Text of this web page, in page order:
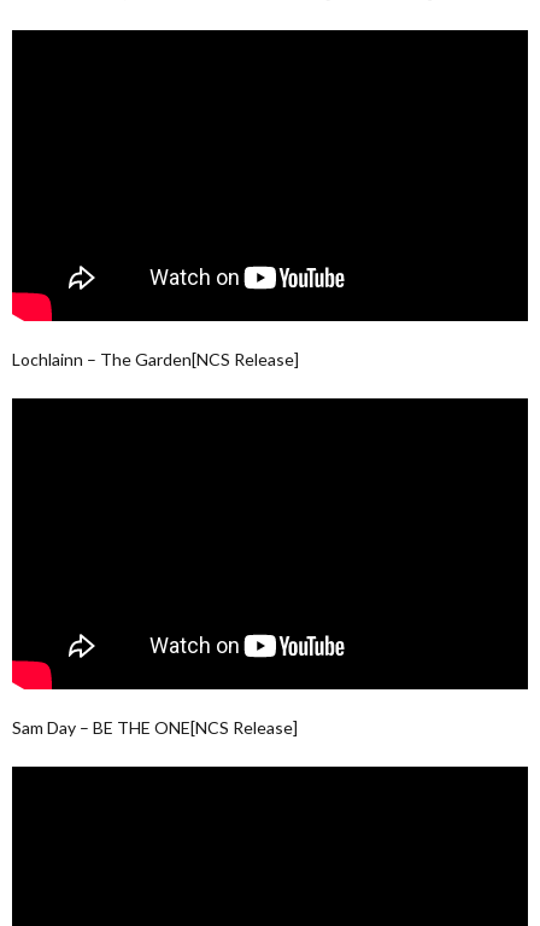
Lochlainn – The Garden[NCS Release]
Sam Day – BE THE ONE[NCS Release]